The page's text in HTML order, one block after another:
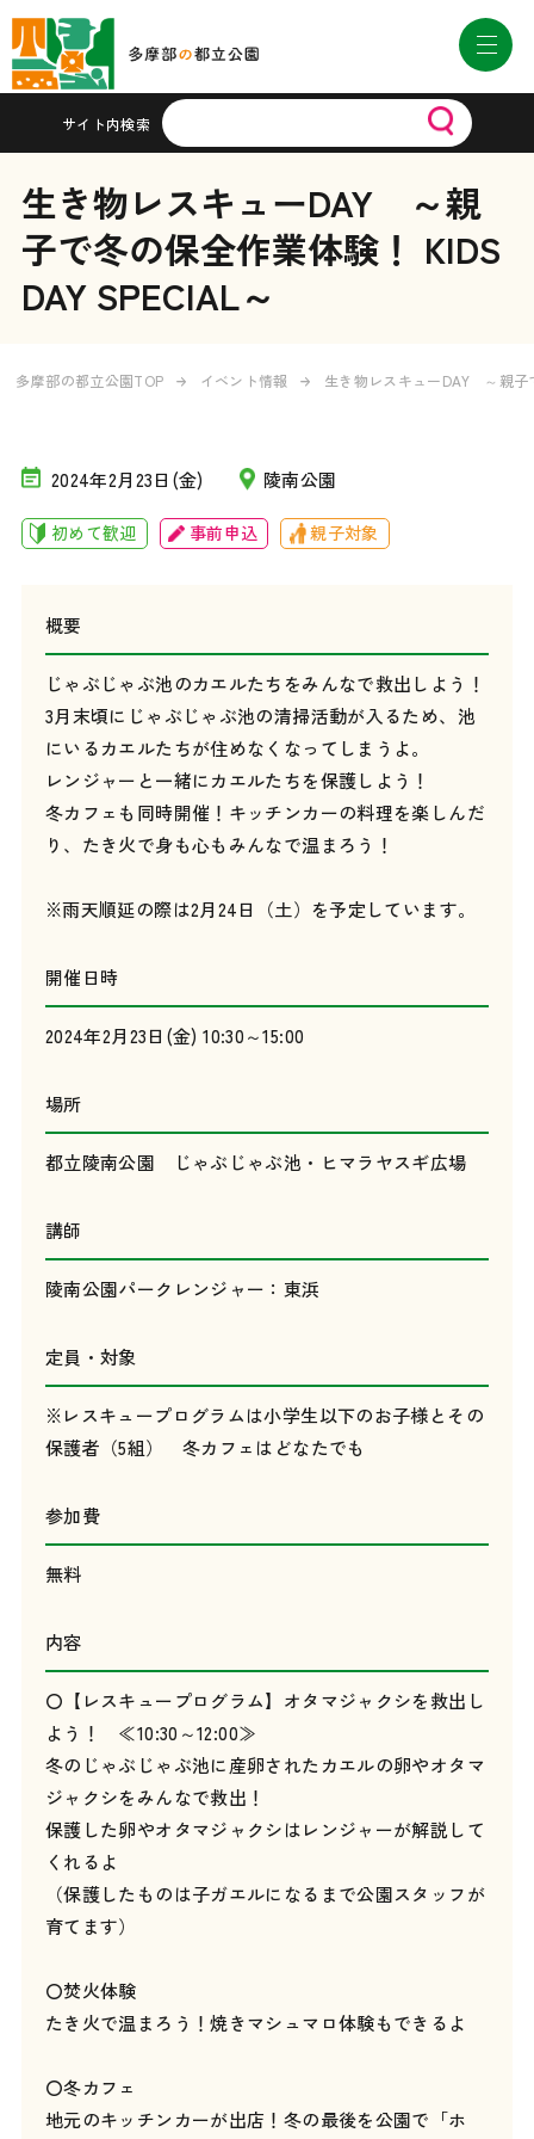
サイト内検索
生き物レスキューDAY ～親
子で冬の保全作業体験！ KIDS
DAY SPECIAL～
多摩部の都立公園TOP イベント情報 生き物レスキューDAY ～親
2024年2月23日(金) 陵南公園
初めて歓迎 事前申込 親子対象
概要
じゃぶじゃぶ池のカエルたちをみんなで救出しよう！
3月末頃にじゃぶじゃぶ池の清掃活動が入るため、池
にいるカエルたちが住めなくなってしまうよ。
レンジャーと一緒にカエルたちを保護しよう！
冬カフェも同時開催！キッチンカーの料理を楽しんだ
り、たき火で身も心もみんなで温まろう！
※雨天順延の際は2月24日（土）を予定しています。
開催日時
2024年2月23日(金) 10:30～15:00
場所
都立陵南公園 じゃぶじゃぶ池・ヒマラヤスギ広場
講師
陵南公園パークレンジャー：東浜
定員・対象
※レスキュープログラムは小学生以下のお子様とその
保護者（5組） 冬カフェはどなたでも
参加費
無料
内容
〇【レスキュープログラム】オタマジャクシを救出し
よう！ ≪10:30～12:00≫
冬のじゃぶじゃぶ池に産卵されたカエルの卵やオタマ
ジャクシをみんなで救出！
保護した卵やオタマジャクシはレンジャーが解説して
くれるよ
（保護したものは子ガエルになるまで公園スタッフが
育てます）
〇焚火体験
たき火で温まろう！焼きマシュマロ体験もできるよ
〇冬カフェ
地元のキッチンカーが出店！冬の最後を公園で「ホ